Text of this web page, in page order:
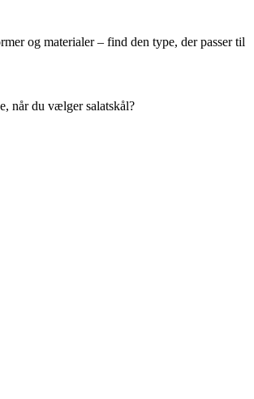
og materialer – find den type, der passer til
når du vælger salatskål?